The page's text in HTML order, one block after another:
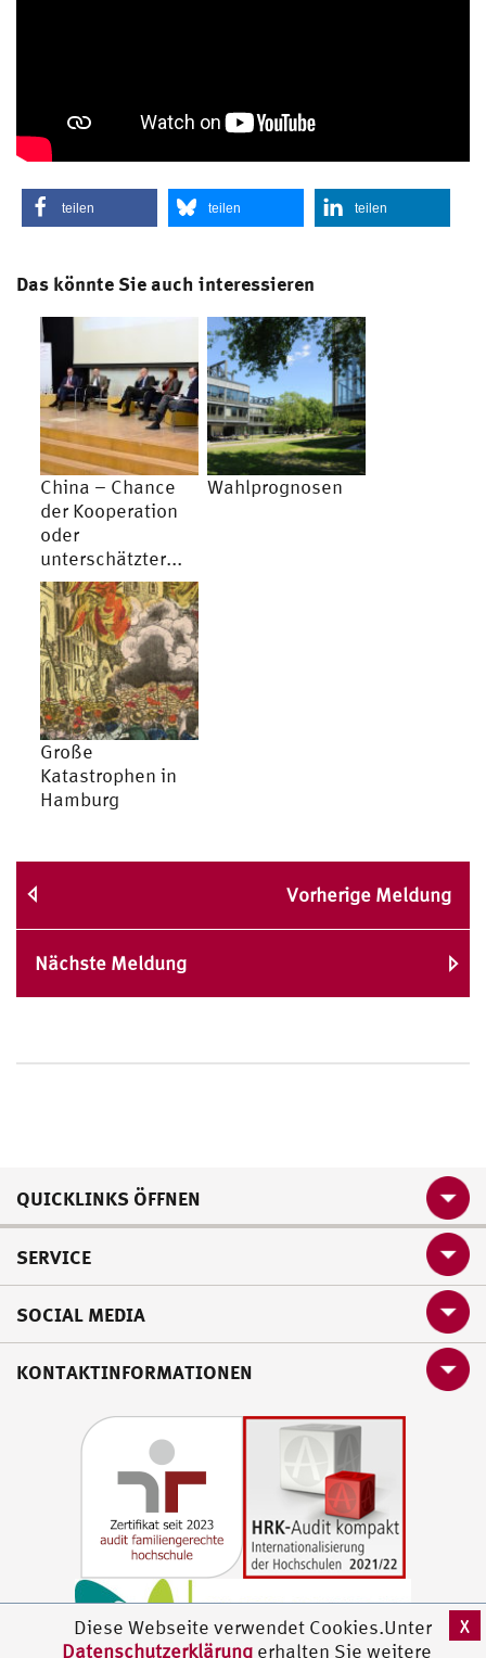
Diese Webseite verwendet Cookies.Unter
Datenschutzerklärung erhalten Sie weitere
X
teilen teilen teilen
Das könnte Sie auch interessieren
China – Chance
der Kooperation
oder
unterschätzter...
Wahlprognosen
Große
Katastrophen in
Hamburg
Vorherige Meldung
Nächste Meldung
QUICKLINKS ÖFFNEN
SERVICE
SOCIAL MEDIA
KONTAKTINFORMATIONEN